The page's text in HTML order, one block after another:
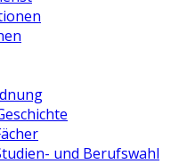
und Berufswahl